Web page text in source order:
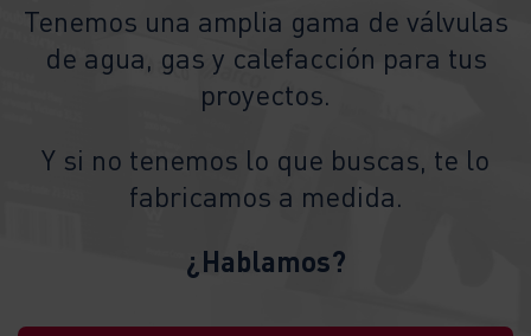
Tenemos una amplia gama de válvulas
de agua, gas y calefacción para tus
proyectos.
Y si no tenemos lo que buscas, te lo
fabricamos a medida.
¿Hablamos?